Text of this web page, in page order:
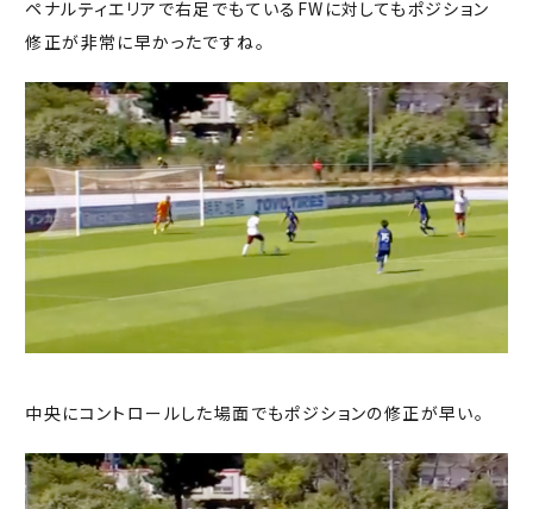
ペナルティエリアで右足でもているFWに対してもポジション
修正が非常に早かったですね。
中央にコントロールした場面でもポジションの修正が早い。